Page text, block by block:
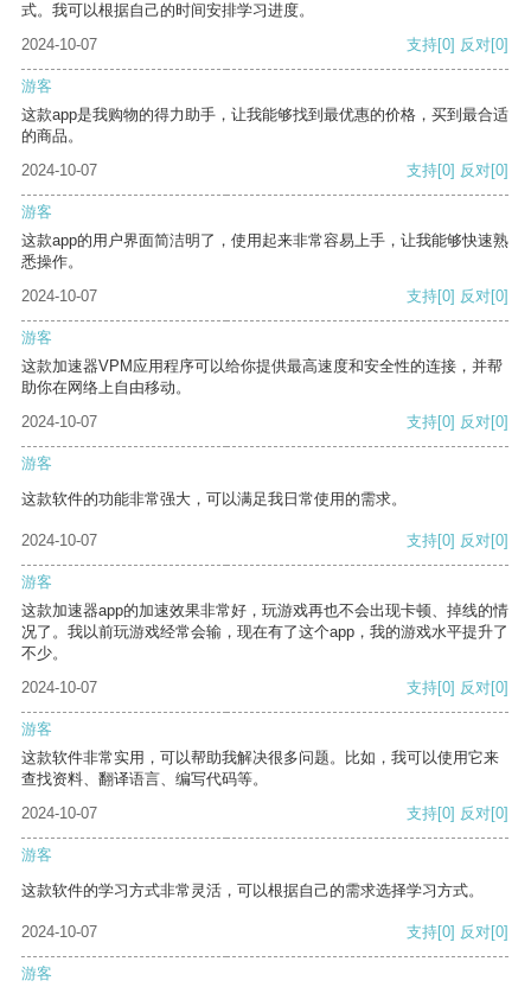
式。我可以根据自己的时间安排学习进度。
2024-10-07
支持[0] 反对[0]
游客
这款app是我购物的得力助手，让我能够找到最优惠的价格，买到最合适
的商品。
2024-10-07
支持[0] 反对[0]
游客
这款app的用户界面简洁明了，使用起来非常容易上手，让我能够快速熟
悉操作。
2024-10-07
支持[0] 反对[0]
游客
这款加速器VPM应用程序可以给你提供最高速度和安全性的连接，并帮
助你在网络上自由移动。
2024-10-07
支持[0] 反对[0]
游客
这款软件的功能非常强大，可以满足我日常使用的需求。
2024-10-07 支持[0] 反对[0]
游客
这款加速器app的加速效果非常好，玩游戏再也不会出现卡顿、掉线的情
况了。我以前玩游戏经常会输，现在有了这个app，我的游戏水平提升了
不少。
2024-10-07
支持[0] 反对[0]
游客
这款软件非常实用，可以帮助我解决很多问题。比如，我可以使用它来
查找资料、翻译语言、编写代码等。
2024-10-07
支持[0] 反对[0]
游客
这款软件的学习方式非常灵活，可以根据自己的需求选择学习方式。
2024-10-07 支持[0] 反对[0]
游客